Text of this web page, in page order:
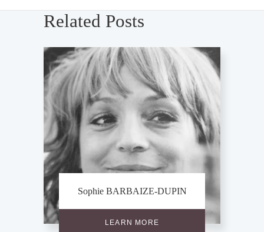
Related Posts
Sophie BARBAIZE-DUPIN
LEARN MORE